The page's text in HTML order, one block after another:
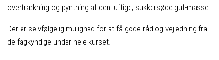
overtrækning og pyntning af den luftige, sukkersøde guf-masse.
Der er selvfølgelig mulighed for at få gode råd og vejledning fra
de fagkyndige under hele kurset.